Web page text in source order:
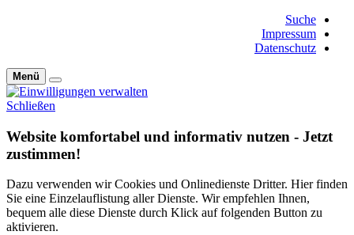
Suche
Impressum
Datenschutz
Menü
Schließen
Website komfortabel und informativ nutzen - Jetzt
zustimmen!
Dazu verwenden wir Cookies und Onlinedienste Dritter. Hier finden
Sie eine Einzelauflistung aller Dienste. Wir empfehlen Ihnen,
bequem alle diese Dienste durch Klick auf folgenden Button zu
aktivieren.